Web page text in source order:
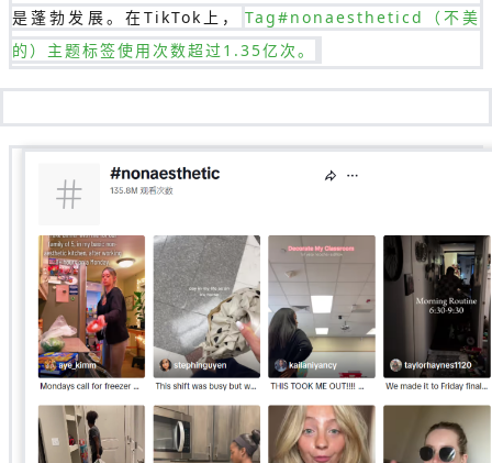
是蓬勃发展。在TikTok上，
Tag#nonaestheticd（不美
的）主题标签使用次数超过1.35亿次。